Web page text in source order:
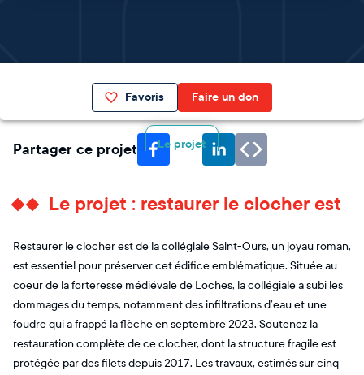
Favoris Faire un don
Le projet
Partager ce projet
Le projet : restaurer le clocher est
Restaurer le clocher est de la collégiale Saint-Ours, un joyau roman,
est essentiel pour préserver cet édifice emblématique. Située au
coeur de la forteresse médiévale de Loches, la collégiale a subi les
dommages du temps, notamment des infiltrations d’eau et une
foudre qui a frappé la flèche en septembre 2023. Soutenez la
restauration complète de ce clocher, dont la structure fragile est
protégée par des filets depuis 2017. Les travaux, estimés sur cinq